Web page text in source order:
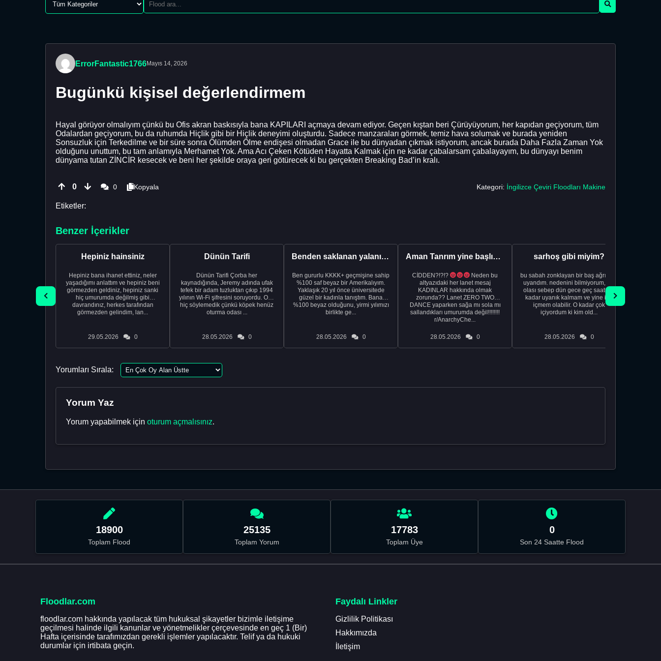
ErrorFantastic1766Mayıs 14, 2026
Bugünkü kişisel değerlendirmem
Hayal görüyor olmalıyım çünkü bu Ofis akran baskısıyla bana KAPILARI açmaya devam ediyor. Geçen kıştan beri Çürüyüyorum, her kapıdan geçiyorum, tüm
Odalardan geçiyorum, bu da ruhumda Hiçlik gibi bir Hiçlik deneyimi oluşturdu. Sadece manzaraları görmek, temiz hava solumak ve burada yeniden
Sonsuzluk için Terkedilme ve bir süre sonra Ölümden Ölme endişesi olmadan Grace ile bu dünyadan çıkmak istiyorum, ancak burada Daha Fazla Zaman Yok
olduğunu unuttum, bu tam anlamıyla Merhamet Yok. Ama Acı Çeken Kötüden Hayatta Kalmak için ne kadar çabalarsam çabalayayım, bu dünyayı benim
dünyama tutan ZİNCİR kesecek ve beni her şekilde oraya geri götürecek ki bu gerçekten Breaking Bad’in kralı.
0 0 Kopyala Kategori: İngilizce Çeviri Floodları Makine
Etiketler:
Benzer İçerikler
Hepiniz hainsiniz
Hepiniz bana ihanet ettiniz, neler
yaşadığımı anlattım ve hepiniz beni
görmezden geldiniz, hepiniz sanki
hiç umurumda değilmiş gibi
davrandınız, herkes tarafından
görmezden gelindim, lan...
29.05.2026 0
Dünün Tarifi
Dünün Tarifi Çorba her
kaynadığında, Jeremy adında ufak
tefek bir adam tuzluktan çıkıp 1994
yılının Wi-Fi şifresini soruyordu. Ona
hiç söylemedik çünkü köpek henüz
oturma odası ...
28.05.2026 0
Benden saklanan yalanı ortaya çıkardıktan sonra eşimden...
Ben gururlu KKKK+ geçmişine sahip
%100 saf beyaz bir Amerikalıyım.
Yaklaşık 20 yıl önce üniversitede
güzel bir kadınla tanıştım. Bana
%100 beyaz olduğunu, yirmi yılımızı
birlikte ge...
28.05.2026 0
Aman Tanrım yine başlıyoruz..
CİDDEN?!?!?
Neden bu
altyazıdaki her lanet mesaj
KADINLAR hakkında olmak
zorunda?? Lanet ZERO TWO
DANCE yaparken sağa mı sola mı
sallandıkları umurumda değil!!!!!!!!
r/AnarchyChe...
28.05.2026 0
sarhoş gibi miyim?
bu sabah zonklayan bir baş ağrısıyla
uyandım. nedenini bilmiyorum, tek
olası sebep dün gece geç saatlere
kadar uyanık kalmam ve yine içki
içmem olabilir. O kadar çok
içiyordum ki kim old...
28.05.2026 0
Yorumları Sırala:
Yorum Yaz
Yorum yapabilmek için oturum açmalısınız.
18900
Toplam Flood
25135
Toplam Yorum
17783
Toplam Üye
0
Son 24 Saatte Flood
Floodlar.com
floodlar.com hakkında yapılacak tüm hukuksal şikayetler bizimle iletişime
geçilmesi halinde ilgili kanunlar ve yönetmelikler çerçevesinde en geç 1 (Bir)
Hafta içerisinde tarafımızdan gerekli işlemler yapılacaktır. Telif ya da hukuki
durumlar için irtibata geçin.
Faydalı Linkler
Gizlilik Politikası
Hakkımızda
İletişim